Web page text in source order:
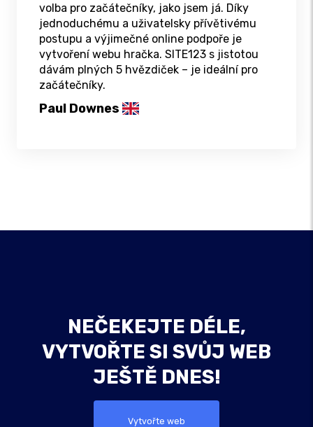
volba pro začátečníky, jako jsem já. Díky
jednoduchému a uživatelsky přívětivému
postupu a výjimečné online podpoře je
vytvoření webu hračka. SITE123 s jistotou
dávám plných 5 hvězdiček – je ideální pro
začátečníky.
Paul Downes
NEČEKEJTE DÉLE,
VYTVOŘTE SI SVŮJ WEB
JEŠTĚ DNES!
Vytvořte web